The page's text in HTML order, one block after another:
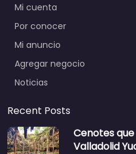
Mi cuenta
Por conocer
Mi anuncio
Agregar negocio
Noticias
Recent Posts
Cenotes
Valladolid